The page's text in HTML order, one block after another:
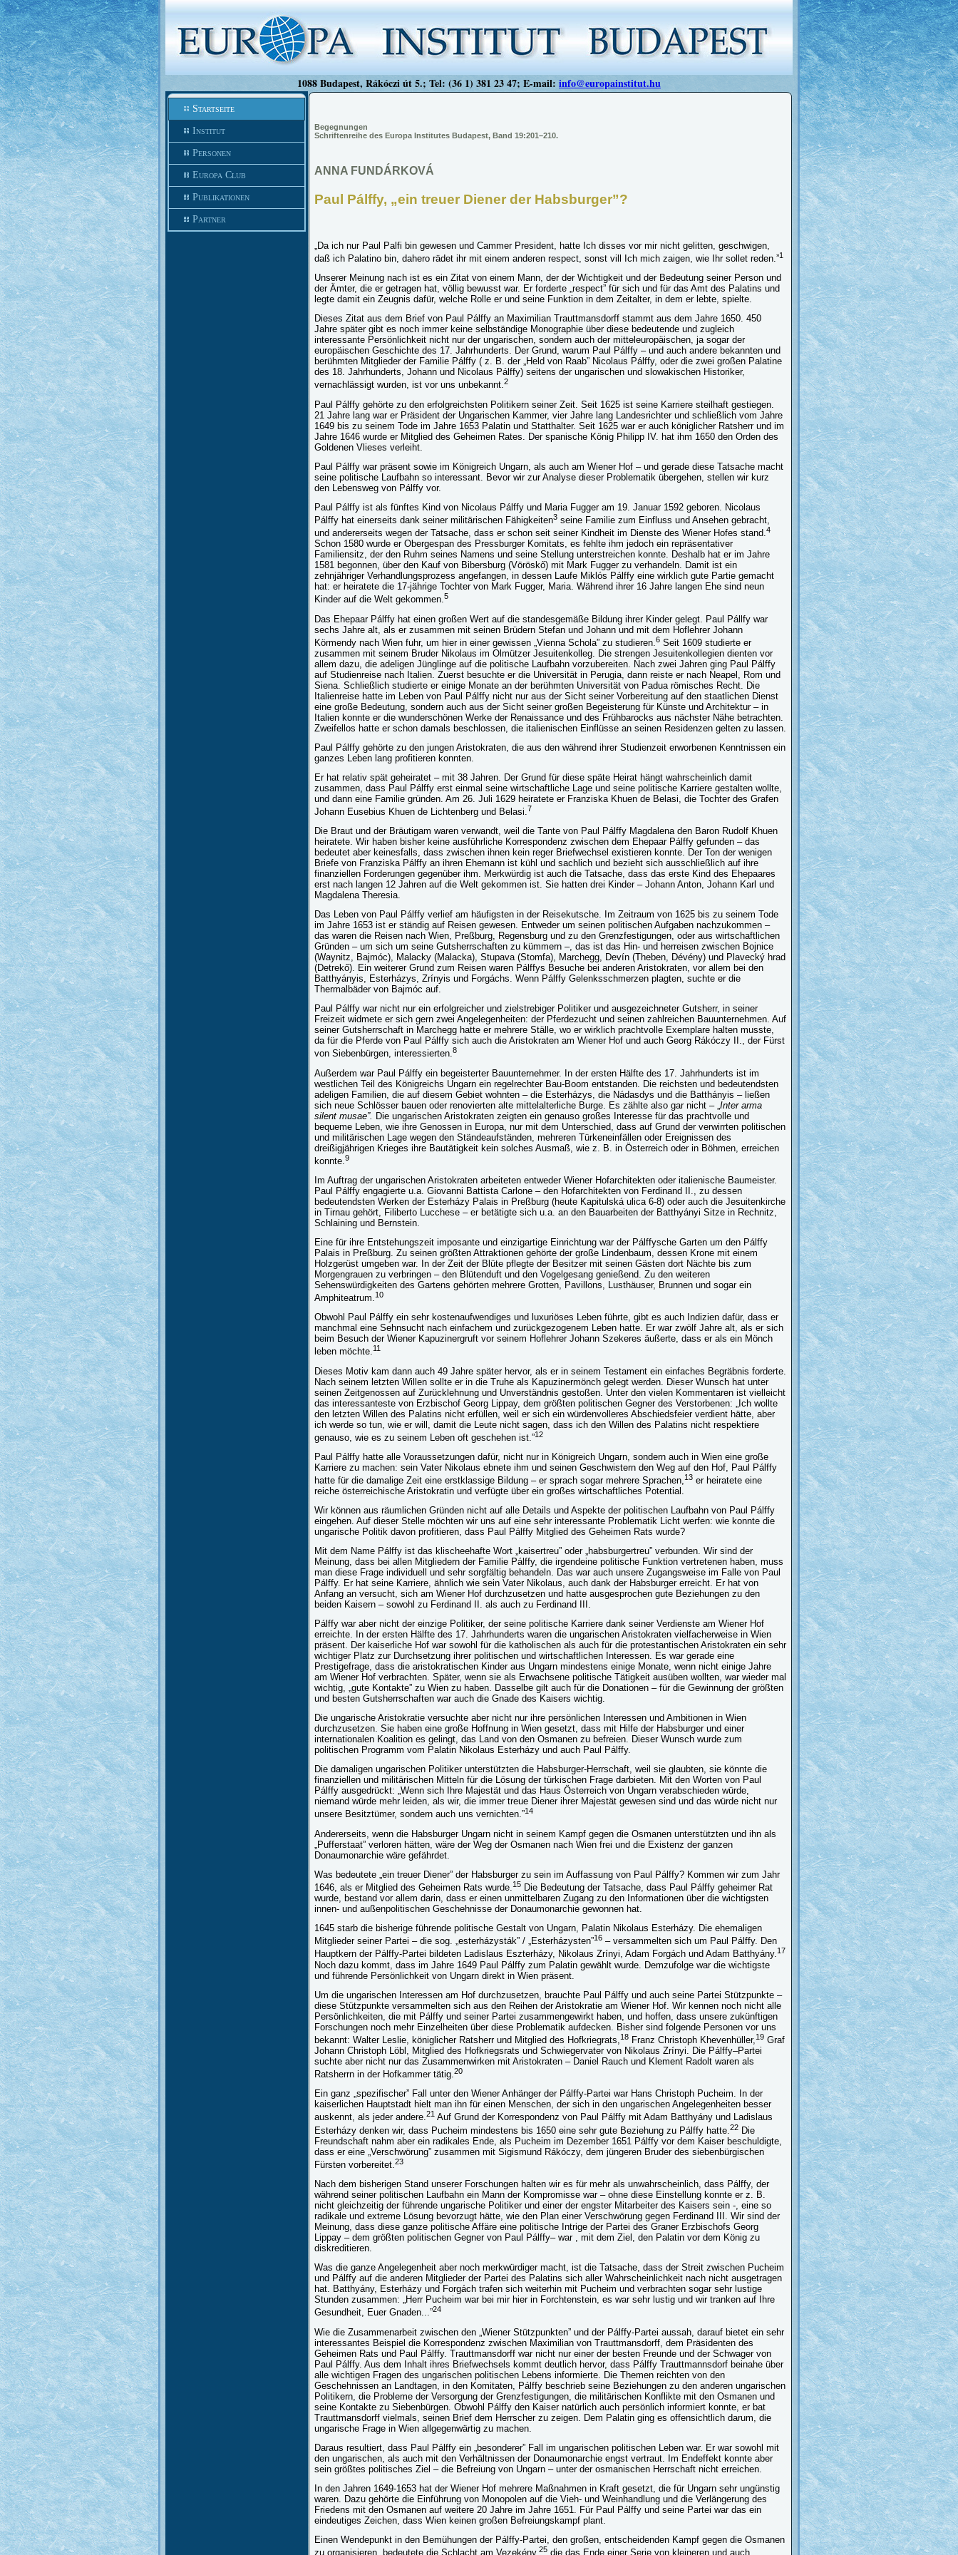
1088 Budapest, Rákóczi út 5.; Tel: (36 1) 381 23 47; E-mail: info@europainstitut.hu
Startseite
Institut
Personen
Europa Club
Publikationen
Partner
Begegnungen
Schriftenreihe des Europa Institutes Budapest, Band 19:201–210.
ANNA FUNDÁRKOVÁ
Paul Pálffy, „ein treuer Diener der Habsburger”?
„Da ich nur Paul Palfi bin gewesen und Cammer President, hatte Ich disses vor mir nicht gelitten, geschwigen,
daß ich Palatino bin, dahero rädet ihr mit einem anderen respect, sonst vill Ich mich zaigen, wie Ihr sollet reden.”1
Unserer Meinung nach ist es ein Zitat von einem Mann, der der Wichtigkeit und der Bedeutung seiner Person und
der Ämter, die er getragen hat, völlig bewusst war. Er forderte „respect” für sich und für das Amt des Palatins und
legte damit ein Zeugnis dafür, welche Rolle er und seine Funktion in dem Zeitalter, in dem er lebte, spielte.
Dieses Zitat aus dem Brief von Paul Pálffy an Maximilian Trauttmansdorff stammt aus dem Jahre 1650. 450
Jahre später gibt es noch immer keine selbständige Monographie über diese bedeutende und zugleich
interessante Persönlichkeit nicht nur der ungarischen, sondern auch der mitteleuropäischen, ja sogar der
europäischen Geschichte des 17. Jahrhunderts. Der Grund, warum Paul Pálffy – und auch andere bekannten und
berühmten Mitglieder der Familie Pálffy ( z. B. der „Held von Raab” Nicolaus Pálffy, oder die zwei großen Palatine
des 18. Jahrhunderts, Johann und Nicolaus Pálffy) seitens der ungarischen und slowakischen Historiker,
vernachlässigt wurden, ist vor uns unbekannt.2
Paul Pálffy gehörte zu den erfolgreichsten Politikern seiner Zeit. Seit 1625 ist seine Karriere steilhaft gestiegen.
21 Jahre lang war er Präsident der Ungarischen Kammer, vier Jahre lang Landesrichter und schließlich vom Jahre
1649 bis zu seinem Tode im Jahre 1653 Palatin und Statthalter. Seit 1625 war er auch königlicher Ratsherr und im
Jahre 1646 wurde er Mitglied des Geheimen Rates. Der spanische König Philipp IV. hat ihm 1650 den Orden des
Goldenen Vlieses verleiht.
Paul Pálffy war präsent sowie im Königreich Ungarn, als auch am Wiener Hof – und gerade diese Tatsache macht
seine politische Laufbahn so interessant. Bevor wir zur Analyse dieser Problematik übergehen, stellen wir kurz
den Lebensweg von Pálffy vor.
Paul Pálffy ist als fünftes Kind von Nicolaus Pálffy und Maria Fugger am 19. Januar 1592 geboren. Nicolaus
Pálffy hat einerseits dank seiner militärischen Fähigkeiten3 seine Familie zum Einfluss und Ansehen gebracht,
und andererseits wegen der Tatsache, dass er schon seit seiner Kindheit im Dienste des Wiener Hofes stand.4
Schon 1580 wurde er Obergespan des Pressburger Komitats, es fehlte ihm jedoch ein repräsentativer
Familiensitz, der den Ruhm seines Namens und seine Stellung unterstreichen konnte. Deshalb hat er im Jahre
1581 begonnen, über den Kauf von Bibersburg (Vöröskő) mit Mark Fugger zu verhandeln. Damit ist ein
zehnjähriger Verhandlungsprozess angefangen, in dessen Laufe Miklós Pálffy eine wirklich gute Partie gemacht
hat: er heiratete die 17-jährige Tochter von Mark Fugger, Maria. Während ihrer 16 Jahre langen Ehe sind neun
Kinder auf die Welt gekommen.5
Das Ehepaar Pálffy hat einen großen Wert auf die standesgemäße Bildung ihrer Kinder gelegt. Paul Pállfy war
sechs Jahre alt, als er zusammen mit seinen Brüdern Stefan und Johann und mit dem Hoflehrer Johann
Körmendy nach Wien fuhr, um hier in einer gewissen „Vienna Schola” zu studieren. 6 Seit 1609 studierte er
zusammen mit seinem Bruder Nikolaus im Olmützer Jesuitenkolleg. Die strengen Jesuitenkollegien dienten vor
allem dazu, die adeligen Jünglinge auf die politische Laufbahn vorzubereiten. Nach zwei Jahren ging Paul Pálffy
auf Studienreise nach Italien. Zuerst besuchte er die Universität in Perugia, dann reiste er nach Neapel, Rom und
Siena. Schließlich studierte er einige Monate an der berühmten Universität von Padua römisches Recht. Die
Italienreise hatte im Leben von Paul Pálffy nicht nur aus der Sicht seiner Vorbereitung auf den staatlichen Dienst
eine große Bedeutung, sondern auch aus der Sicht seiner großen Begeisterung für Künste und Architektur – in
Italien konnte er die wunderschönen Werke der Renaissance und des Frühbarocks aus nächster Nähe betrachten.
Zweifellos hatte er schon damals beschlossen, die italienischen Einflüsse an seinen Residenzen gelten zu lassen.
Paul Pálffy gehörte zu den jungen Aristokraten, die aus den während ihrer Studienzeit erworbenen Kenntnissen ein
ganzes Leben lang profitieren konnten.
Er hat relativ spät geheiratet – mit 38 Jahren. Der Grund für diese späte Heirat hängt wahrscheinlich damit
zusammen, dass Paul Pálffy erst einmal seine wirtschaftliche Lage und seine politische Karriere gestalten wollte,
und dann eine Familie gründen. Am 26. Juli 1629 heiratete er Franziska Khuen de Belasi, die Tochter des Grafen
Johann Eusebius Khuen de Lichtenberg und Belasi.7
Die Braut und der Bräutigam waren verwandt, weil die Tante von Paul Pálffy Magdalena den Baron Rudolf Khuen
heiratete. Wir haben bisher keine ausführliche Korrespondenz zwischen dem Ehepaar Pálffy gefunden – das
bedeutet aber keinesfalls, dass zwischen ihnen kein reger Briefwechsel existieren konnte. Der Ton der wenigen
Briefe von Franziska Pálffy an ihren Ehemann ist kühl und sachlich und bezieht sich ausschließlich auf ihre
finanziellen Forderungen gegenüber ihm. Merkwürdig ist auch die Tatsache, dass das erste Kind des Ehepaares
erst nach langen 12 Jahren auf die Welt gekommen ist. Sie hatten drei Kinder – Johann Anton, Johann Karl und
Magdalena Theresia.
Das Leben von Paul Pálffy verlief am häufigsten in der Reisekutsche. Im Zeitraum von 1625 bis zu seinem Tode
im Jahre 1653 ist er ständig auf Reisen gewesen. Entweder um seinen politischen Aufgaben nachzukommen –
das waren die Reisen nach Wien, Preßburg, Regensburg und zu den Grenzfestigungen, oder aus wirtschaftlichen
Gründen – um sich um seine Gutsherrschaften zu kümmern –, das ist das Hin- und herreisen zwischen Bojnice
(Waynitz, Bajmóc), Malacky (Malacka), Stupava (Stomfa), Marchegg, Devín (Theben, Dévény) und Plavecký hrad
(Detrekő). Ein weiterer Grund zum Reisen waren Pálffys Besuche bei anderen Aristokraten, vor allem bei den
Batthyányis, Esterházys, Zrínyis und Forgáchs. Wenn Pálffy Gelenksschmerzen plagten, suchte er die
Thermalbäder von Bajmóc auf.
Paul Pálffy war nicht nur ein erfolgreicher und zielstrebiger Politiker und ausgezeichneter Gutsherr, in seiner
Freizeit widmete er sich gern zwei Angelegenheiten: der Pferdezucht und seinen zahlreichen Bauunternehmen. Auf
seiner Gutsherrschaft in Marchegg hatte er mehrere Ställe, wo er wirklich prachtvolle Exemplare halten musste,
da für die Pferde von Paul Pálffy sich auch die Aristokraten am Wiener Hof und auch Georg Rákóczy II., der Fürst
von Siebenbürgen, interessierten.8
Außerdem war Paul Pálffy ein begeisterter Bauunternehmer. In der ersten Hälfte des 17. Jahrhunderts ist im
westlichen Teil des Königreichs Ungarn ein regelrechter Bau-Boom entstanden. Die reichsten und bedeutendsten
adeligen Familien, die auf diesem Gebiet wohnten – die Esterházys, die Nádasdys und die Batthányis – ließen
sich neue Schlösser bauen oder renovierten alte mittelalterliche Burge. Es zählte also gar nicht – „ Inter arma
silent musae”. Die ungarischen Aristokraten zeigten ein genauso großes Interesse für das prachtvolle und
bequeme Leben, wie ihre Genossen in Europa, nur mit dem Unterschied, dass auf Grund der verwirrten politischen
und militärischen Lage wegen den Ständeaufständen, mehreren Türkeneinfällen oder Ereignissen des
dreißigjährigen Krieges ihre Bautätigkeit kein solches Ausmaß, wie z. B. in Österreich oder in Böhmen, erreichen
konnte. 9
Im Auftrag der ungarischen Aristokraten arbeiteten entweder Wiener Hofarchitekten oder italienische Baumeister.
Paul Pálffy engagierte u.a. Giovanni Battista Carlone – den Hofarchitekten von Ferdinand II., zu dessen
bedeutendsten Werken der Esterházy Palais in Preßburg (heute Kapitulská ulica 6-8) oder auch die Jesuitenkirche
in Tirnau gehört, Filiberto Lucchese – er betätigte sich u.a. an den Bauarbeiten der Batthyányi Sitze in Rechnitz,
Schlaining und Bernstein.
Eine für ihre Entstehungszeit imposante und einzigartige Einrichtung war der Pálffysche Garten um den Pálffy
Palais in Preßburg. Zu seinen größten Attraktionen gehörte der große Lindenbaum, dessen Krone mit einem
Holzgerüst umgeben war. In der Zeit der Blüte pflegte der Besitzer mit seinen Gästen dort Nächte bis zum
Morgengrauen zu verbringen – den Blütenduft und den Vogelgesang genießend. Zu den weiteren
Sehenswürdigkeiten des Gartens gehörten mehrere Grotten, Pavillons, Lusthäuser, Brunnen und sogar ein
Amphiteatrum.10
Obwohl Paul Pálffy ein sehr kostenaufwendiges und luxuriöses Leben führte, gibt es auch Indizien dafür, dass er
manchmal eine Sehnsucht nach einfachem und zurückgezogenem Leben hatte. Er war zwölf Jahre alt, als er sich
beim Besuch der Wiener Kapuzinergruft vor seinem Hoflehrer Johann Szekeres äußerte, dass er als ein Mönch
leben möchte.11
Dieses Motiv kam dann auch 49 Jahre später hervor, als er in seinem Testament ein einfaches Begräbnis forderte.
Nach seinem letzten Willen sollte er in die Truhe als Kapuzinermönch gelegt werden. Dieser Wunsch hat unter
seinen Zeitgenossen auf Zurücklehnung und Unverständnis gestoßen. Unter den vielen Kommentaren ist vielleicht
das interessanteste von Erzbischof Georg Lippay, dem größten politischen Gegner des Verstorbenen: „Ich wollte
den letzten Willen des Palatins nicht erfüllen, weil er sich ein würdenvolleres Abschiedsfeier verdient hätte, aber
ich werde so tun, wie er will, damit die Leute nicht sagen, dass ich den Willen des Palatins nicht respektiere
genauso, wie es zu seinem Leben oft geschehen ist.”12
Paul Pálffy hatte alle Voraussetzungen dafür, nicht nur in Königreich Ungarn, sondern auch in Wien eine große
Karriere zu machen: sein Vater Nikolaus ebnete ihm und seinen Geschwistern den Weg auf den Hof, Paul Pálffy
hatte für die damalige Zeit eine erstklassige Bildung – er sprach sogar mehrere Sprachen,13 er heiratete eine
reiche österreichische Aristokratin und verfügte über ein großes wirtschaftliches Potential.
Wir können aus räumlichen Gründen nicht auf alle Details und Aspekte der politischen Laufbahn von Paul Pálffy
eingehen. Auf dieser Stelle möchten wir uns auf eine sehr interessante Problematik Licht werfen: wie konnte die
ungarische Politik davon profitieren, dass Paul Pálffy Mitglied des Geheimen Rats wurde?
Mit dem Name Pálffy ist das klischeehafte Wort „kaisertreu” oder „habsburgertreu” verbunden. Wir sind der
Meinung, dass bei allen Mitgliedern der Familie Pálffy, die irgendeine politische Funktion vertretenen haben, muss
man diese Frage individuell und sehr sorgfältig behandeln. Das war auch unsere Zugangsweise im Falle von Paul
Pálffy. Er hat seine Karriere, ähnlich wie sein Vater Nikolaus, auch dank der Habsburger erreicht. Er hat von
Anfang an versucht, sich am Wiener Hof durchzusetzen und hatte ausgesprochen gute Beziehungen zu den
beiden Kaisern – sowohl zu Ferdinand II. als auch zu Ferdinand III.
Pálffy war aber nicht der einzige Politiker, der seine politische Karriere dank seiner Verdienste am Wiener Hof
erreichte. In der ersten Hälfte des 17. Jahrhunderts waren die ungarischen Aristokraten vielfacherweise in Wien
präsent. Der kaiserliche Hof war sowohl für die katholischen als auch für die protestantischen Aristokraten ein sehr
wichtiger Platz zur Durchsetzung ihrer politischen und wirtschaftlichen Interessen. Es war gerade eine
Prestigefrage, dass die aristokratischen Kinder aus Ungarn mindestens einige Monate, wenn nicht einige Jahre
am Wiener Hof verbrachten. Später, wenn sie als Erwachsene politische Tätigkeit ausüben wollten, war wieder mal
wichtig, „gute Kontakte” zu Wien zu haben. Dasselbe gilt auch für die Donationen – für die Gewinnung der größten
und besten Gutsherrschaften war auch die Gnade des Kaisers wichtig.
Die ungarische Aristokratie versuchte aber nicht nur ihre persönlichen Interessen und Ambitionen in Wien
durchzusetzen. Sie haben eine große Hoffnung in Wien gesetzt, dass mit Hilfe der Habsburger und einer
internationalen Koalition es gelingt, das Land von den Osmanen zu befreien. Dieser Wunsch wurde zum
politischen Programm vom Palatin Nikolaus Esterházy und auch Paul Pálffy.
Die damaligen ungarischen Politiker unterstützten die Habsburger-Herrschaft, weil sie glaubten, sie könnte die
finanziellen und militärischen Mitteln für die Lösung der türkischen Frage darbieten. Mit den Worten von Paul
Pálffy ausgedrückt: „Wenn sich Ihre Majestät und das Haus Österreich von Ungarn verabschieden würde,
niemand würde mehr leiden, als wir, die immer treue Diener ihrer Majestät gewesen sind und das würde nicht nur
unsere Besitztümer, sondern auch uns vernichten.”14
Andererseits, wenn die Habsburger Ungarn nicht in seinem Kampf gegen die Osmanen unterstützten und ihn als
„Pufferstaat” verloren hätten, wäre der Weg der Osmanen nach Wien frei und die Existenz der ganzen
Donaumonarchie wäre gefährdet.
Was bedeutete „ein treuer Diener” der Habsburger zu sein im Auffassung von Paul Pálffy? Kommen wir zum Jahr
1646, als er Mitglied des Geheimen Rats wurde. 15 Die Bedeutung der Tatsache, dass Paul Pálffy geheimer Rat
wurde, bestand vor allem darin, dass er einen unmittelbaren Zugang zu den Informationen über die wichtigsten
innen- und außenpolitischen Geschehnisse der Donaumonarchie gewonnen hat.
1645 starb die bisherige führende politische Gestalt von Ungarn, Palatin Nikolaus Esterházy. Die ehemaligen
Mitglieder seiner Partei – die sog. „esterházysták” / „Esterházysten”16 – versammelten sich um Paul Pálffy. Den
Hauptkern der Pálffy-Partei bildeten Ladislaus Eszterházy, Nikolaus Zrínyi, Adam Forgách und Adam Batthyány.17
Noch dazu kommt, dass im Jahre 1649 Paul Pálffy zum Palatin gewählt wurde. Demzufolge war die wichtigste
und führende Persönlichkeit von Ungarn direkt in Wien präsent.
Um die ungarischen Interessen am Hof durchzusetzen, brauchte Paul Pálffy und auch seine Partei Stützpunkte –
diese Stützpunkte versammelten sich aus den Reihen der Aristokratie am Wiener Hof. Wir kennen noch nicht alle
Persönlichkeiten, die mit Pálffy und seiner Partei zusammengewirkt haben, und hoffen, dass unsere zukünftigen
Forschungen noch mehr Einzelheiten über diese Problematik aufdecken. Bisher sind folgende Personen vor uns
bekannt: Walter Leslie, königlicher Ratsherr und Mitglied des Hofkriegrats, 18 Franz Christoph Khevenhüller, 19 Graf
Johann Christoph Löbl, Mitglied des Hofkriegsrats und Schwiegervater von Nikolaus Zrínyi. Die Pálffy–Partei
suchte aber nicht nur das Zusammenwirken mit Aristokraten – Daniel Rauch und Klement Radolt waren als
Ratsherrn in der Hofkammer tätig.20
Ein ganz „spezifischer” Fall unter den Wiener Anhänger der Pálffy-Partei war Hans Christoph Pucheim. In der
kaiserlichen Hauptstadt hielt man ihn für einen Menschen, der sich in den ungarischen Angelegenheiten besser
auskennt, als jeder andere.21 Auf Grund der Korrespondenz von Paul Pálffy mit Adam Batthyány und Ladislaus
Esterházy denken wir, dass Pucheim mindestens bis 1650 eine sehr gute Beziehung zu Pálffy hatte. 22 Die
Freundschaft nahm aber ein radikales Ende, als Pucheim im Dezember 1651 Pálffy vor dem Kaiser beschuldigte,
dass er eine „Verschwörung” zusammen mit Sigismund Rákóczy, dem jüngeren Bruder des siebenbürgischen
Fürsten vorbereitet.23
Nach dem bisherigen Stand unserer Forschungen halten wir es für mehr als unwahrscheinlich, dass Pálffy, der
während seiner politischen Laufbahn ein Mann der Kompromisse war – ohne diese Einstellung konnte er z. B.
nicht gleichzeitig der führende ungarische Politiker und einer der engster Mitarbeiter des Kaisers sein -, eine so
radikale und extreme Lösung bevorzugt hätte, wie den Plan einer Verschwörung gegen Ferdinand III. Wir sind der
Meinung, dass diese ganze politische Affäre eine politische Intrige der Partei des Graner Erzbischofs Georg
Lippay – dem größten politischen Gegner von Paul Pálffy– war , mit dem Ziel, den Palatin vor dem König zu
diskreditieren.
Was die ganze Angelegenheit aber noch merkwürdiger macht, ist die Tatsache, dass der Streit zwischen Pucheim
und Pálffy auf die anderen Mitglieder der Partei des Palatins sich aller Wahrscheinlichkeit nach nicht ausgetragen
hat. Batthyány, Esterházy und Forgách trafen sich weiterhin mit Pucheim und verbrachten sogar sehr lustige
Stunden zusammen: „Herr Pucheim war bei mir hier in Forchtenstein, es war sehr lustig und wir tranken auf Ihre
Gesundheit, Euer Gnaden...”24
Wie die Zusammenarbeit zwischen den „Wiener Stützpunkten” und der Pálffy-Partei aussah, darauf bietet ein sehr
interessantes Beispiel die Korrespondenz zwischen Maximilian von Trauttmansdorff, dem Präsidenten des
Geheimen Rats und Paul Pálffy. Trauttmansdorff war nicht nur einer der besten Freunde und der Schwager von
Paul Pálffy. Aus dem Inhalt ihres Briefwechsels kommt deutlich hervor, dass Pálffy Trauttmannsdorf beinahe über
alle wichtigen Fragen des ungarischen politischen Lebens informierte. Die Themen reichten von den
Geschehnissen an Landtagen, in den Komitaten, Pálffy beschrieb seine Beziehungen zu den anderen ungarischen
Politikern, die Probleme der Versorgung der Grenzfestigungen, die militärischen Konflikte mit den Osmanen und
seine Kontakte zu Siebenbürgen. Obwohl Pálffy den Kaiser natürlich auch persönlich informiert konnte, er bat
Trauttmansdorff vielmals, seinen Brief dem Herrscher zu zeigen. Dem Palatin ging es offensichtlich darum, die
ungarische Frage in Wien allgegenwärtig zu machen.
Daraus resultiert, dass Paul Pálffy ein „besonderer” Fall im ungarischen politischen Leben war. Er war sowohl mit
den ungarischen, als auch mit den Verhältnissen der Donaumonarchie engst vertraut. Im Endeffekt konnte aber
sein größtes politisches Ziel – die Befreiung von Ungarn – unter der osmanischen Herrschaft nicht erreichen.
In den Jahren 1649-1653 hat der Wiener Hof mehrere Maßnahmen in Kraft gesetzt, die für Ungarn sehr ungünstig
waren. Dazu gehörte die Einführung von Monopolen auf die Vieh- und Weinhandlung und die Verlängerung des
Friedens mit den Osmanen auf weitere 20 Jahre im Jahre 1651. Für Paul Pálffy und seine Partei war das ein
eindeutiges Zeichen, dass Wien keinen großen Befreiungskampf plant.
Einen Wendepunkt in den Bemühungen der Pálffy-Partei, den großen, entscheidenden Kampf gegen die Osmanen
zu organisieren, bedeutete die Schlacht am Vezekény, 25 die das Ende einer Serie von kleineren und auch